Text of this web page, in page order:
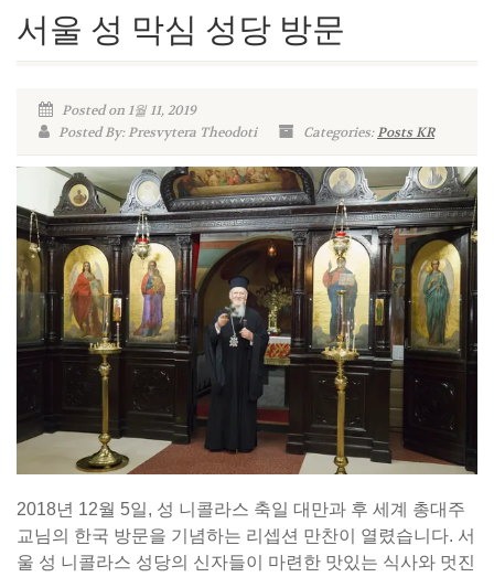
서울 성 막심 성당 방문
Posted on 1월 11, 2019
Posted By: Presvytera Theodoti
Categories:Posts KR
2018년 12월 5일, 성 니콜라스 축일 대만과 후 세계 총대주
교님의 한국 방문을 기념하는 리셉션 만찬이 열렸습니다. 서
울 성 니콜라스 성당의 신자들이 마련한 맛있는 식사와 멋진